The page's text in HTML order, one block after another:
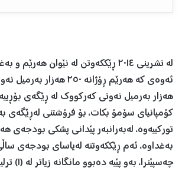
له‌ تشرینی ٢٠١٤ ڕێككه‌وتن له‌ نێوان هه‌رێم
هه‌زار به‌رمیل نه‌وتی كه‌ركووك له‌ ڕێگه‌ی
كۆمپانیای سۆمۆ بكات، بۆ فرۆشتنی له‌ڕێگه‌ی
توركییه‌وه‌، له‌به‌رانبه‌ر پێدانی پشكی بودجه‌ی